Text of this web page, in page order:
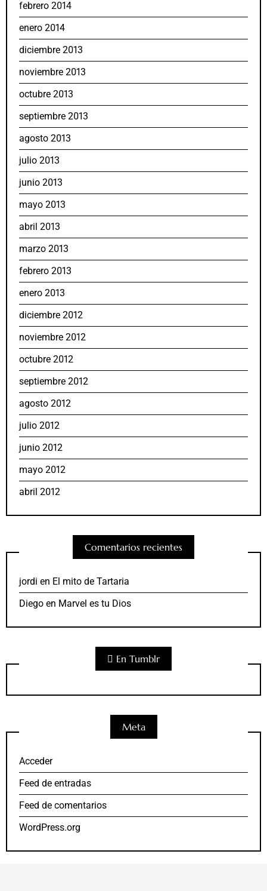
febrero 2014
enero 2014
diciembre 2013
noviembre 2013
octubre 2013
septiembre 2013
agosto 2013
julio 2013
junio 2013
mayo 2013
abril 2013
marzo 2013
febrero 2013
enero 2013
diciembre 2012
noviembre 2012
octubre 2012
septiembre 2012
agosto 2012
julio 2012
junio 2012
mayo 2012
abril 2012
Comentarios recientes
jordi en El mito de Tartaria
Diego en Marvel es tu Dios
En Tumblr
Meta
Acceder
Feed de entradas
Feed de comentarios
WordPress.org